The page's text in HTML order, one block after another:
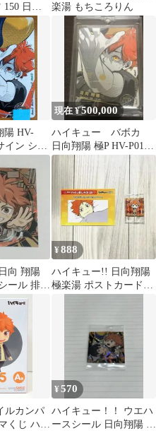
日向
楽湯 もちころりん
陽 HV-
イン シリ
ー バボカ
現在 ¥500,000
ハイキュー バボカ
日向翔陽 極P HV-P01-
004 シリアル 77
向 翔陽
ール 排球
¥888
ハイキュー!! 日向翔陽
極楽湯 ポストカード
ルカンパ
くじ ハイ
¥570
ハイキュー！！ ウエハ
ースシール 日向翔陽 影